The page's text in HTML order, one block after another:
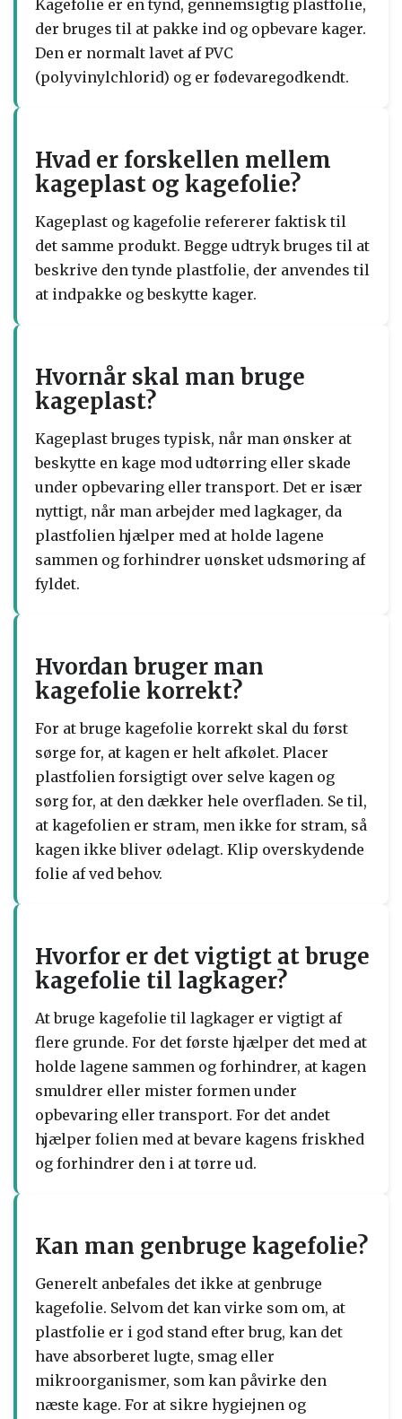
Kagefolie er en tynd, gennemsigtig plastfolie,
der bruges til at pakke ind og opbevare kager.
Den er normalt lavet af PVC
(polyvinylchlorid) og er fødevaregodkendt.
Hvad er forskellen mellem
kageplast og kagefolie?
Kageplast og kagefolie refererer faktisk til
det samme produkt. Begge udtryk bruges til at
beskrive den tynde plastfolie, der anvendes til
at indpakke og beskytte kager.
Hvornår skal man bruge
kageplast?
Kageplast bruges typisk, når man ønsker at
beskytte en kage mod udtørring eller skade
under opbevaring eller transport. Det er især
nyttigt, når man arbejder med lagkager, da
plastfolien hjælper med at holde lagene
sammen og forhindrer uønsket udsmøring af
fyldet.
Hvordan bruger man
kagefolie korrekt?
For at bruge kagefolie korrekt skal du først
sørge for, at kagen er helt afkølet. Placer
plastfolien forsigtigt over selve kagen og
sørg for, at den dækker hele overfladen. Se til,
at kagefolien er stram, men ikke for stram, så
kagen ikke bliver ødelagt. Klip overskydende
folie af ved behov.
Hvorfor er det vigtigt at bruge
kagefolie til lagkager?
At bruge kagefolie til lagkager er vigtigt af
flere grunde. For det første hjælper det med at
holde lagene sammen og forhindrer, at kagen
smuldrer eller mister formen under
opbevaring eller transport. For det andet
hjælper folien med at bevare kagens friskhed
og forhindrer den i at tørre ud.
Kan man genbruge kagefolie?
Generelt anbefales det ikke at genbruge
kagefolie. Selvom det kan virke som om, at
plastfolie er i god stand efter brug, kan det
have absorberet lugte, smag eller
mikroorganismer, som kan påvirke den
næste kage. For at sikre hygiejnen og